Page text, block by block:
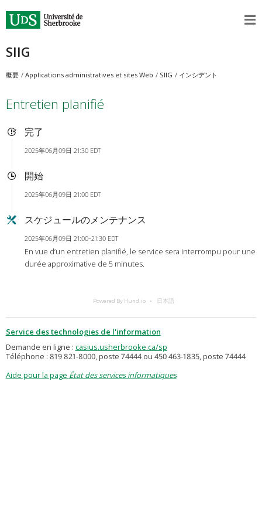
SIIG
概要 Applications administratives et sites Web SIIG インシデント
Entretien planifié
完了
2025年06月09日 21:30 EDT
開始
2025年06月09日 21:00 EDT
スケジュールのメンテナンス
2025年06月09日 21:00–21:30 EDT
En vue d’un entretien planifié, le service sera interrompu pour une
durée approximative de 5 minutes.
Powered By Hund.io 日本語
Service des technologies de l'information
Demande en ligne : casius.usherbrooke.ca/sp
Téléphone : 819 821-8000, poste 74444 ou 450 463-1835, poste 74444
Aide pour la page État des services informatiques